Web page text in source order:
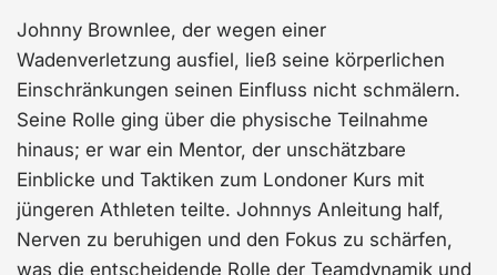
Johnny Brownlee, der wegen einer
Wadenverletzung ausfiel, ließ seine körperlichen
Einschränkungen seinen Einfluss nicht schmälern.
Seine Rolle ging über die physische Teilnahme
hinaus; er war ein Mentor, der unschätzbare
Einblicke und Taktiken zum Londoner Kurs mit
jüngeren Athleten teilte. Johnnys Anleitung half,
Nerven zu beruhigen und den Fokus zu schärfen,
was die entscheidende Rolle der Teamdynamik und